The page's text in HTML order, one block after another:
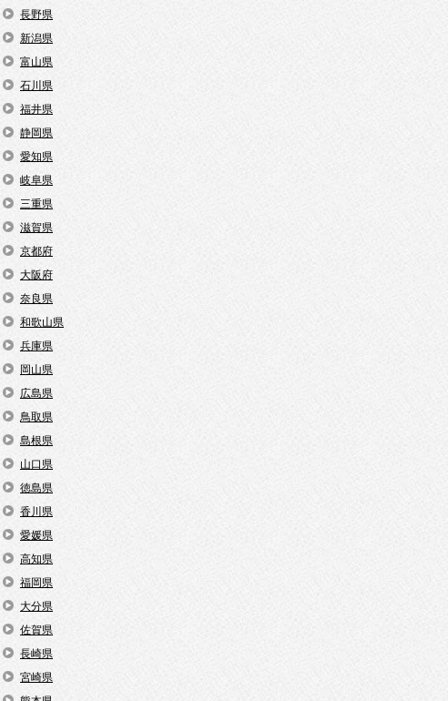
長野県
新潟県
富山県
石川県
福井県
静岡県
愛知県
岐阜県
三重県
滋賀県
京都府
大阪府
奈良県
和歌山県
兵庫県
岡山県
広島県
鳥取県
島根県
山口県
徳島県
香川県
愛媛県
高知県
福岡県
大分県
佐賀県
長崎県
宮崎県